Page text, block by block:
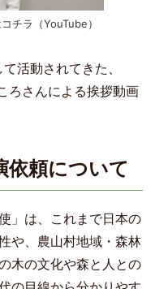
チラ（YouTube）
活動されてきた、
ろさんによる挨拶動画
依頼について
」は、これまで日本の
や、農山村地域・森林
木の文化や森と人との